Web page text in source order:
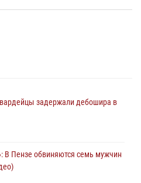
задержали дебошира в
В Пензе обвиняются семь мужчин